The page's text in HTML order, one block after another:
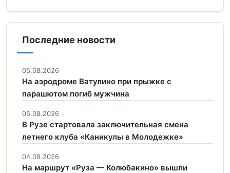
Последние новости
05.08.2026
На аэродроме Ватулино при прыжке с
парашютом погиб мужчина
05.08.2026
В Рузе стартовала заключительная смена
летнего клуба «Каникулы в Молодежке»
04.08.2026
На маршрут «Руза — Колюбакино» вышли